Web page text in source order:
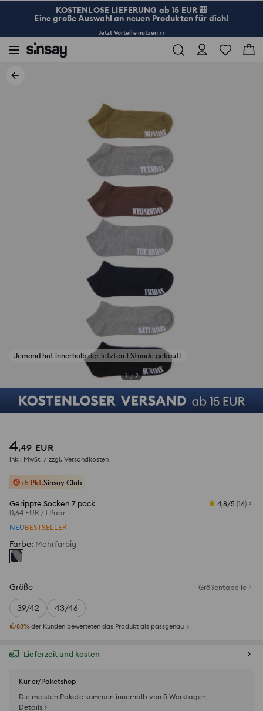
KOSTENLOSE LIEFERUNG ab 15 EUR 🎒
Eine große Auswahl an neuen Produkten für dich!
Jetzt Vorteile nutzen >>
Jemand hat innerhalb der letzten 1 Stunde gekauft
1 /2
4,49 EUR
inkl. MwSt. / zzgl. Versandkosten
+5 Pkt.Sinsay Club
Gerippte Socken 7 pack
0,64 EUR /1 Paar
4,8/5 (16)
NEUBESTSELLER
Farbe: Mehrfarbig
Größe Größentabelle
39/42 43/46
88%der Kunden bewerteten das Produkt als passgenau
Lieferzeit und kosten
Kurier/Paketshop
Die meisten Pakete kommen innerhalb von 5 Werktagen
Details >